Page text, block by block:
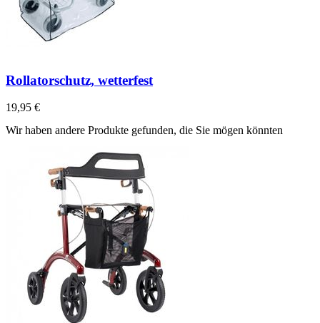
Rollatorschutz, wetterfest
19,95 €
Wir haben andere Produkte gefunden, die Sie mögen könnten